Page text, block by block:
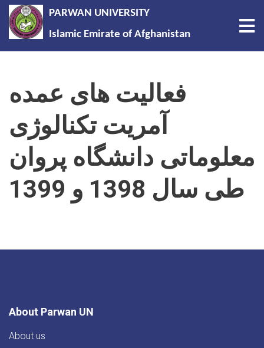
content
PARWAN UNIVERSITY
Islamic Emirate of Afghanistan
فعالیت های عمده
آمریت تکنالوژی
معلوماتی دانشگاه پروان
طی سال 1398 و 1399
About Parwan UN
About us